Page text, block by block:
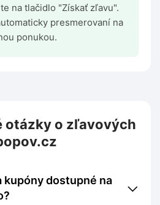
na tlačidlo "Získať zľavu".
presmerovaní na
ponukou.
otázky o zľavových